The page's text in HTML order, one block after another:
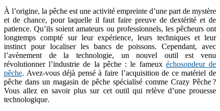
À l’origine, la pêche est une activité empreinte d’une part de mystère
et de chance, pour laquelle il faut faire preuve de dextérité et de
patience. Qu’ils soient amateurs ou professionnels, les pêcheurs ont
longtemps compté sur leur expérience, leurs techniques et leur
instinct pour localiser les bancs de poissons. Cependant, avec
l’avènement de la technologie, un nouvel outil est venu
révolutionner l’industrie de la pêche : le fameux échosondeur de
pêche. Avez-vous déjà pensé à faire l’acquisition de ce matériel de
pêche dans un magasin de pêche spécialisé comme Crazy Pêche ?
Vous allez en savoir plus sur cet outil qui relève d’une prouesse
technologique.